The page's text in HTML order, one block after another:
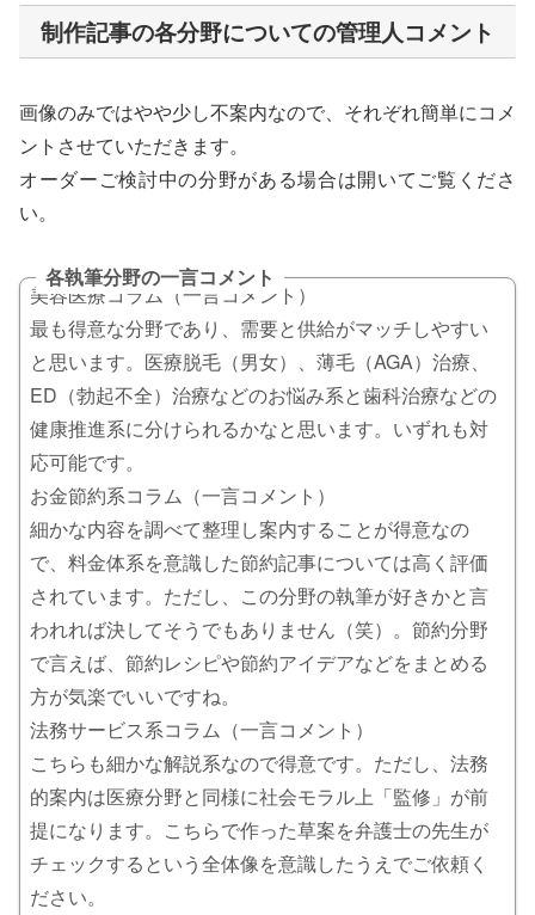
制作記事の各分野についての管理人コメント
画像のみではやや少し不案内なので、それぞれ簡単にコメ
ントさせていただきます。
オーダーご検討中の分野がある場合は開いてご覧くださ
い。
各執筆分野の一言コメント
美容医療コラム（一言コメント）
最も得意な分野であり、需要と供給がマッチしやすい
と思います。医療脱毛（男女）、薄毛（AGA）治療、
ED（勃起不全）治療などのお悩み系と歯科治療などの
健康推進系に分けられるかなと思います。いずれも対
応可能です。
お金節約系コラム（一言コメント）
細かな内容を調べて整理し案内することが得意なの
で、料金体系を意識した節約記事については高く評価
されています。ただし、この分野の執筆が好きかと言
われれば決してそうでもありません（笑）。節約分野
で言えば、節約レシピや節約アイデアなどをまとめる
方が気楽でいいですね。
法務サービス系コラム（一言コメント）
こちらも細かな解説系なので得意です。ただし、法務
的案内は医療分野と同様に社会モラル上「監修」が前
提になります。こちらで作った草案を弁護士の先生が
チェックするという全体像を意識したうえでご依頼く
ださい。